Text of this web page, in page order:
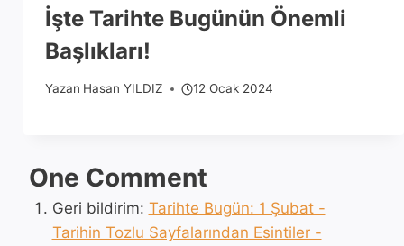
İşte Tarihte Bugünün Önemli
Başlıkları!
Yazan Hasan YILDIZ 12 Ocak 2024
One Comment
Geri bildirim: Tarihte Bugün: 1 Şubat -
Tarihin Tozlu Sayfalarından Esintiler -